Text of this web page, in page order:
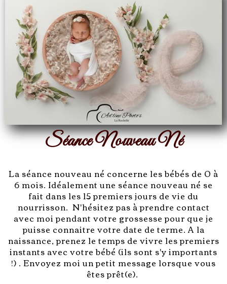
Séance Nouveau Né
La séance nouveau né concerne les bébés de 0 à
6 mois. Idéalement une séance nouveau né se
fait dans les 15 premiers jours de vie du
nourrisson. N'hésitez pas à prendre contact
avec moi pendant votre grossesse pour que je
puisse connaitre votre date de terme. A la
naissance, prenez le temps de vivre les premiers
instants avec votre bébé (ils sont s'y importants
!) . Envoyez moi un petit message lorsque vous
êtes prêt(e).